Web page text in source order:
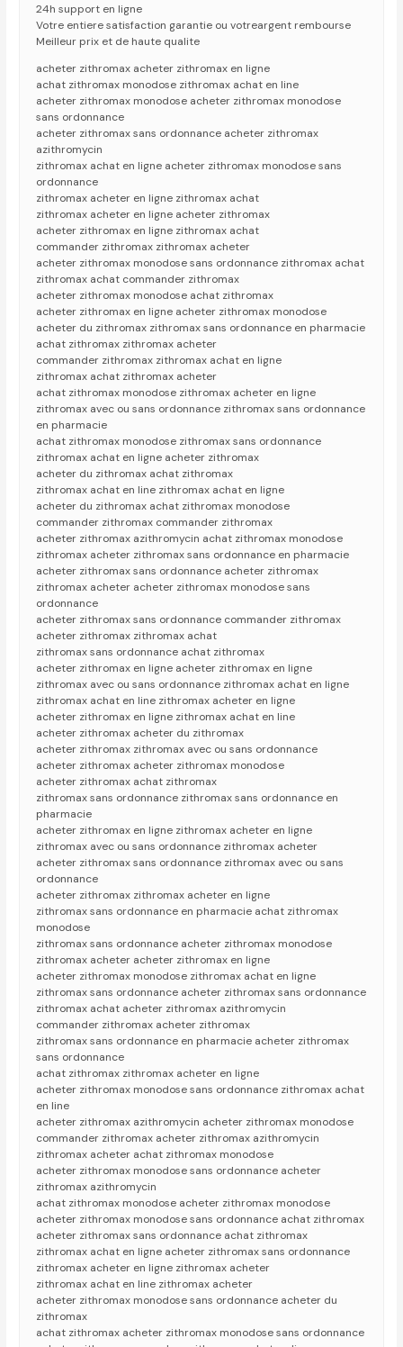
24h support en ligne
Votre entiere satisfaction garantie ou votreargent rembourse
Meilleur prix et de haute qualite
acheter zithromax acheter zithromax en ligne
achat zithromax monodose zithromax achat en line
acheter zithromax monodose acheter zithromax monodose
sans ordonnance
acheter zithromax sans ordonnance acheter zithromax
azithromycin
zithromax achat en ligne acheter zithromax monodose sans
ordonnance
zithromax acheter en ligne zithromax achat
zithromax acheter en ligne acheter zithromax
acheter zithromax en ligne zithromax achat
commander zithromax zithromax acheter
acheter zithromax monodose sans ordonnance zithromax achat
zithromax achat commander zithromax
acheter zithromax monodose achat zithromax
acheter zithromax en ligne acheter zithromax monodose
acheter du zithromax zithromax sans ordonnance en pharmacie
achat zithromax zithromax acheter
commander zithromax zithromax achat en ligne
zithromax achat zithromax acheter
achat zithromax monodose zithromax acheter en ligne
zithromax avec ou sans ordonnance zithromax sans ordonnance
en pharmacie
achat zithromax monodose zithromax sans ordonnance
zithromax achat en ligne acheter zithromax
acheter du zithromax achat zithromax
zithromax achat en line zithromax achat en ligne
acheter du zithromax achat zithromax monodose
commander zithromax commander zithromax
acheter zithromax azithromycin achat zithromax monodose
zithromax acheter zithromax sans ordonnance en pharmacie
acheter zithromax sans ordonnance acheter zithromax
zithromax acheter acheter zithromax monodose sans
ordonnance
acheter zithromax sans ordonnance commander zithromax
acheter zithromax zithromax achat
zithromax sans ordonnance achat zithromax
acheter zithromax en ligne acheter zithromax en ligne
zithromax avec ou sans ordonnance zithromax achat en ligne
zithromax achat en line zithromax acheter en ligne
acheter zithromax en ligne zithromax achat en line
acheter zithromax acheter du zithromax
acheter zithromax zithromax avec ou sans ordonnance
acheter zithromax acheter zithromax monodose
acheter zithromax achat zithromax
zithromax sans ordonnance zithromax sans ordonnance en
pharmacie
acheter zithromax en ligne zithromax acheter en ligne
zithromax avec ou sans ordonnance zithromax acheter
acheter zithromax sans ordonnance zithromax avec ou sans
ordonnance
acheter zithromax zithromax acheter en ligne
zithromax sans ordonnance en pharmacie achat zithromax
monodose
zithromax sans ordonnance acheter zithromax monodose
zithromax acheter acheter zithromax en ligne
acheter zithromax monodose zithromax achat en ligne
zithromax sans ordonnance acheter zithromax sans ordonnance
zithromax achat acheter zithromax azithromycin
commander zithromax acheter zithromax
zithromax sans ordonnance en pharmacie acheter zithromax
sans ordonnance
achat zithromax zithromax acheter en ligne
acheter zithromax monodose sans ordonnance zithromax achat
en line
acheter zithromax azithromycin acheter zithromax monodose
commander zithromax acheter zithromax azithromycin
zithromax acheter achat zithromax monodose
acheter zithromax monodose sans ordonnance acheter
zithromax azithromycin
achat zithromax monodose acheter zithromax monodose
acheter zithromax monodose sans ordonnance achat zithromax
acheter zithromax sans ordonnance achat zithromax
zithromax achat en ligne acheter zithromax sans ordonnance
zithromax acheter en ligne zithromax acheter
zithromax achat en line zithromax acheter
acheter zithromax monodose sans ordonnance acheter du
zithromax
achat zithromax acheter zithromax monodose sans ordonnance